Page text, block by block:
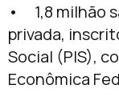
• 1,8 milhão
privada,
Social (PIS),
Econômica